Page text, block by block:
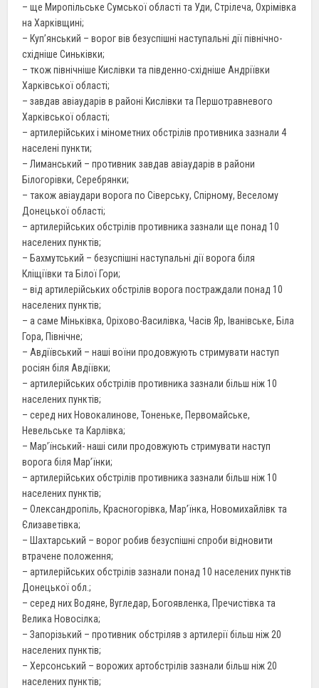
– ще Миропільське Сумської області та Уди, Стрілеча, Охрімівка
на Харківщині;
– Куп’янський – ворог вів безуспішні наступальні дії північно-
східніше Синьківки;
– ткож північніше Кислівки та південно-східніше Андріївки
Харківської області;
– завдав авіаударів в районі Кислівки та Першотравневого
Харківської області;
– артилерійських і мінометних обстрілів противника зазнали 4
населені пункти;
– Лиманський – противник завдав авіаударів в райони
Білогорівки, Серебрянки;
– також авіаудари ворога по Сіверську, Спірному, Веселому
Донецької області;
– артилерійських обстрілів противника зазнали ще понад 10
населених пунктів;
– Бахмутський – безуспішні наступальні дії ворога біля
Кліщіївки та Білої Гори;
– від артилерійських обстрілів ворога постраждали понад 10
населених пунктів;
– а саме Міньківка, Оріхово-Василівка, Часів Яр, Іванівське, Біла
Гора, Північне;
– Авдіївський – наші воїни продовжують стримувати наступ
росіян біля Авдіївки;
– артилерійських обстрілів противника зазнали більш ніж 10
населених пунктів;
– серед них Новокалинове, Тоненьке, Первомайське,
Невельське та Карлівка;
– Мар’їнський- наші сили продовжують стримувати наступ
ворога біля Мар’їнки;
– артилерійських обстрілів противника зазнали більш ніж 10
населених пунктів;
– Олександропіль, Красногорівка, Мар’їнка, Новомихайлівк та
Єлизаветівка;
– Шахтарський – ворог робив безуспішні спроби відновити
втрачене положення;
– артилерійських обстрілів зазнали понад 10 населених пунктів
Донецької обл.;
– серед них Водяне, Вугледар, Богоявленка, Пречистівка та
Велика Новосілка;
– Запорізький – противник обстріляв з артилерії більш ніж 20
населених пунктів;
– Херсонський – ворожих артобстрілів зазнали більш ніж 20
населених пунктів;